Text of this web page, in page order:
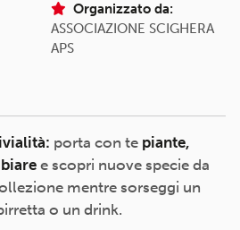
Organizzato da:
ASSOCIAZIONE SCIGHERA
APS
porta con te piante,
e scopri nuove specie da
mentre sorseggi un
o un drink.